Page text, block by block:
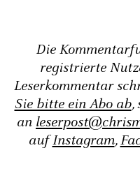
Die
registrierte
Leserkommentar
Sie bitte ein Abo ab,
an
aufInstagram,